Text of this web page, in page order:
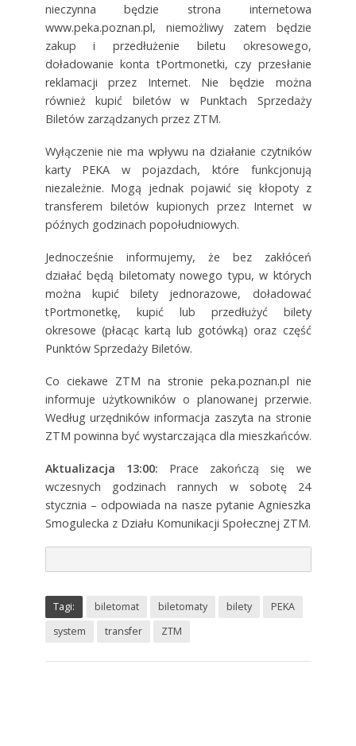
nieczynna będzie strona internetowa
www.peka.poznan.pl, niemożliwy zatem będzie
zakup i przedłużenie biletu okresowego,
doładowanie konta tPortmonetki, czy przesłanie
reklamacji przez Internet. Nie będzie można
również kupić biletów w Punktach Sprzedaży
Biletów zarządzanych przez ZTM.
Wyłączenie nie ma wpływu na działanie czytników
karty PEKA w pojazdach, które funkcjonują
niezależnie. Mogą jednak pojawić się kłopoty z
transferem biletów kupionych przez Internet w
późnych godzinach popołudniowych.
Jednocześnie informujemy, że bez zakłóceń
działać będą biletomaty nowego typu, w których
można kupić bilety jednorazowe, doładować
tPortmonetkę, kupić lub przedłużyć bilety
okresowe (płacąc kartą lub gotówką) oraz część
Punktów Sprzedaży Biletów.
Co ciekawe ZTM na stronie peka.poznan.pl nie
informuje użytkowników o planowanej przerwie.
Według urzędników informacja zaszyta na stronie
ZTM powinna być wystarczająca dla mieszkańców.
Aktualizacja 13:00: Prace zakończą się we
wczesnych godzinach rannych w sobotę 24
stycznia – odpowiada na nasze pytanie Agnieszka
Smogulecka z Działu Komunikacji Społecznej ZTM.
Tagi: biletomat biletomaty bilety
PEKA
system
transfer ZTM